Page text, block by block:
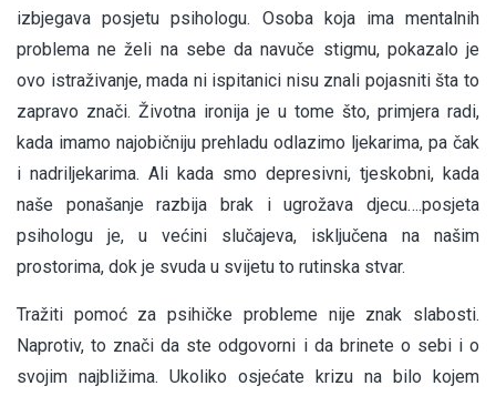
izbjegava posjetu psihologu. Osoba koja ima mentalnih
problema ne želi na sebe da navuče stigmu, pokazalo je
ovo istraživanje, mada ni ispitanici nisu znali pojasniti šta to
zapravo znači. Životna ironija je u tome što, primjera radi,
kada imamo najobičniju prehladu odlazimo ljekarima, pa čak
i nadriljekarima. Ali kada smo depresivni, tjeskobni, kada
naše ponašanje razbija brak i ugrožava djecu….posjeta
psihologu je, u većini slučajeva, isključena na našim
prostorima, dok je svuda u svijetu to rutinska stvar.
Tražiti pomoć za psihičke probleme nije znak slabosti.
Naprotiv, to znači da ste odgovorni i da brinete o sebi i o
svojim najbližima. Ukoliko osjećate krizu na bilo kojem